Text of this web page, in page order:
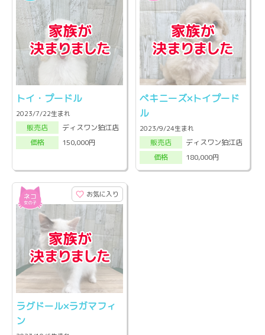
トイ・プードル
2023/7/22生まれ
販売店
ディスワン狛江店
価格
150,000円
ペキニーズ×トイプード
ル
2023/9/24生まれ
販売店
ディスワン狛江店
価格
180,000円
お気に入り
ラグドール×ラガマフィ
ン